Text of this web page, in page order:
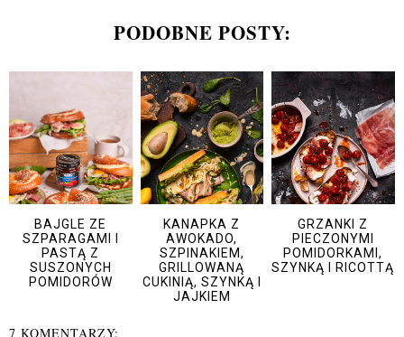
PODOBNE POSTY:
BAJGLE ZE
SZPARAGAMI I
PASTĄ Z
SUSZONYCH
POMIDORÓW
KANAPKA Z
AWOKADO,
SZPINAKIEM,
GRILLOWANĄ
CUKINIĄ, SZYNKĄ I
JAJKIEM
GRZANKI Z
PIECZONYMI
POMIDORKAMI,
SZYNKĄ I RICOTTĄ
7 KOMENTARZY: